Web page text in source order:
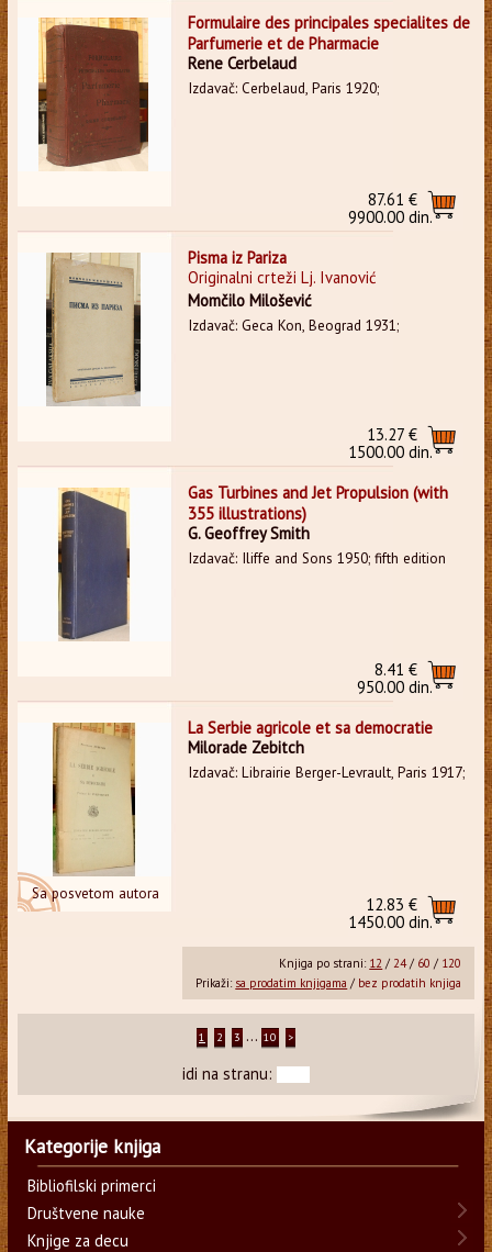
Formulaire des principales specialites de
Parfumerie et de Pharmacie
Rene Cerbelaud
Izdavač: Cerbelaud, Paris 1920;
87.61 €
9900.00 din.
Pisma iz Pariza
Originalni crteži Lj. Ivanović
Momčilo Milošević
Izdavač: Geca Kon, Beograd 1931;
13.27 €
1500.00 din.
Gas Turbines and Jet Propulsion (with
355 illustrations)
G. Geoffrey Smith
Izdavač: Iliffe and Sons 1950; fifth edition
8.41 €
950.00 din.
La Serbie agricole et sa democratie
Milorade Zebitch
Sa posvetom autora
Izdavač: Librairie Berger-Levrault, Paris 1917;
12.83 €
1450.00 din.
Knjiga po strani: 12 /24/ 60 / 120
Prikaži: sa prodatim knjigama / bez prodatih knjiga
1 2 3 ... 10 >
idi na stranu:
Kategorije knjiga
Bibliofilski primerci
Društvene nauke
Knjige za decu